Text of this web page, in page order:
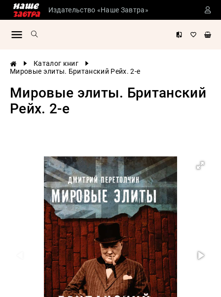
Издательство «Наше Завтра»
Каталог книг
Мировые элиты. Британский Рейх. 2-е
Мировые элиты. Британский
Рейх. 2-е
Сталинские
литература
История
России
история
Экономика
Психология
Конспирология
Политика
Разведка
шпионаж
Мемуары
биографии